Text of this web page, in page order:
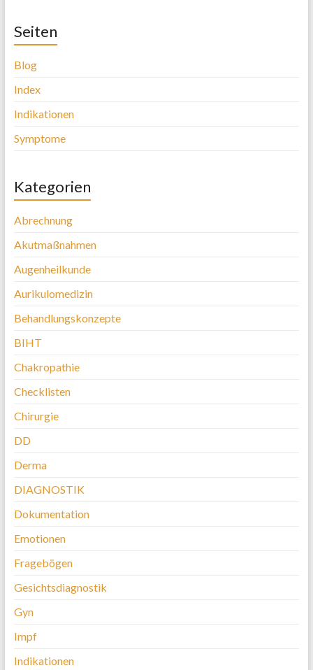
Seiten
Blog
Index
Indikationen
Symptome
Kategorien
Abrechnung
Akutmaßnahmen
Augenheilkunde
Aurikulomedizin
Behandlungskonzepte
BIHT
Chakropathie
Checklisten
Chirurgie
DD
Derma
DIAGNOSTIK
Dokumentation
Emotionen
Fragebögen
Gesichtsdiagnostik
Gyn
Impf
Indikationen